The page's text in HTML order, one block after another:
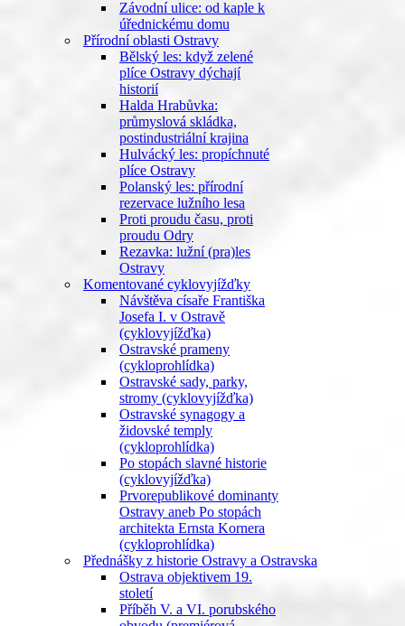
Závodní ulice: od kaple k
úřednickému domu
Přírodní oblasti Ostravy
Bělský les: když zelené
plíce Ostravy dýchají
historií
Halda Hrabůvka:
průmyslová skládka,
postindustriální krajina
Hulvácký les: propíchnuté
plíce Ostravy
Polanský les: přírodní
rezervace lužního lesa
Proti proudu času, proti
proudu Odry
Rezavka: lužní (pra)les
Ostravy
Komentované cyklovyjížďky
Návštěva císaře Františka
Josefa I. v Ostravě
(cyklovyjížďka)
Ostravské prameny
(cykloprohlídka)
Ostravské sady, parky,
stromy (cyklovyjížďka)
Ostravské synagogy a
židovské temply
(cykloprohlídka)
Po stopách slavné historie
(cyklovyjížďka)
Prvorepublikové dominanty
Ostravy aneb Po stopách
architekta Ernsta Kornera
(cykloprohlídka)
Přednášky z historie Ostravy a Ostravska
Ostrava objektivem 19.
století
Příběh V. a VI. porubského